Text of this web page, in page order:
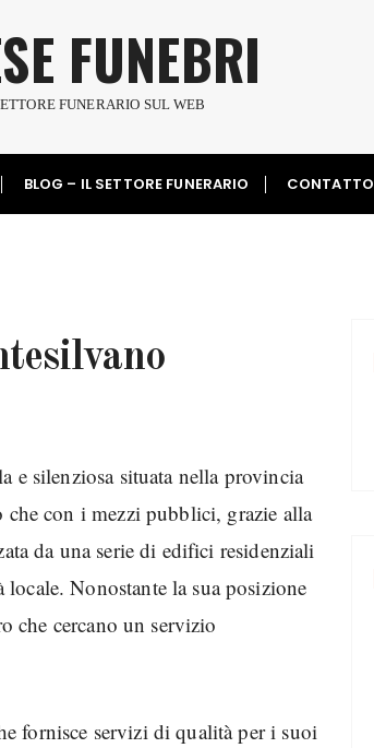
FUNEBRI
FUNERARIO SUL WEB
BLOG – IL SETTORE FUNERARIO CONTATTO
e silenziosa situata nella provincia
che con i mezzi pubblici, grazie alla
da una serie di edifici residenziali
Nonostante la sua posizione
che cercano un servizio
fornisce servizi di qualità per i suoi